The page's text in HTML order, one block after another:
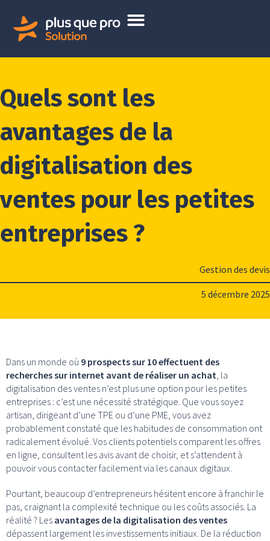
Quels sont les
avantages de la
digitalisation des
ventes pour les petites
entreprises ?
Gestion des devis
5 décembre 2025
Dans un monde où 9 prospects sur 10 effectuent des
recherches sur internet avant de réaliser un achat , la
digitalisation des ventes n’est plus une option pour les petites
entreprises : c’est une nécessité stratégique. Que vous soyez
artisan, dirigeant d’une TPE ou d’une PME, vous avez
probablement constaté que les habitudes de consommation ont
radicalement évolué. Vos clients potentiels comparent les offres
en ligne, consultent les avis avant de choisir, et s’attendent à
pouvoir vous contacter facilement via les canaux digitaux.
Pourtant, beaucoup d’entrepreneurs hésitent encore à franchir le
pas, craignant la complexité technique ou les coûts associés. La
réalité ? Les avantages de la digitalisation des ventes
dépassent largement les investissements initiaux. De la réduction